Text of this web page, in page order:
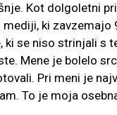
Kot dolgoletni
ki
se niso strinjali s
Mene je bolelo
Pri meni je
To je moja